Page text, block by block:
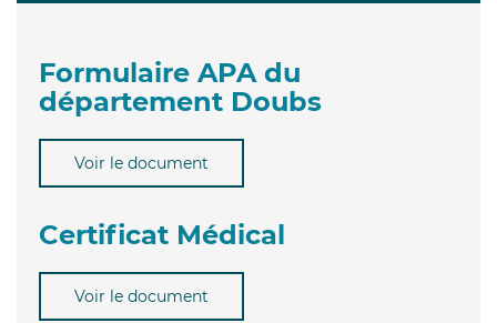
Formulaire APA du
département Doubs
Voir le document
Certificat Médical
Voir le document